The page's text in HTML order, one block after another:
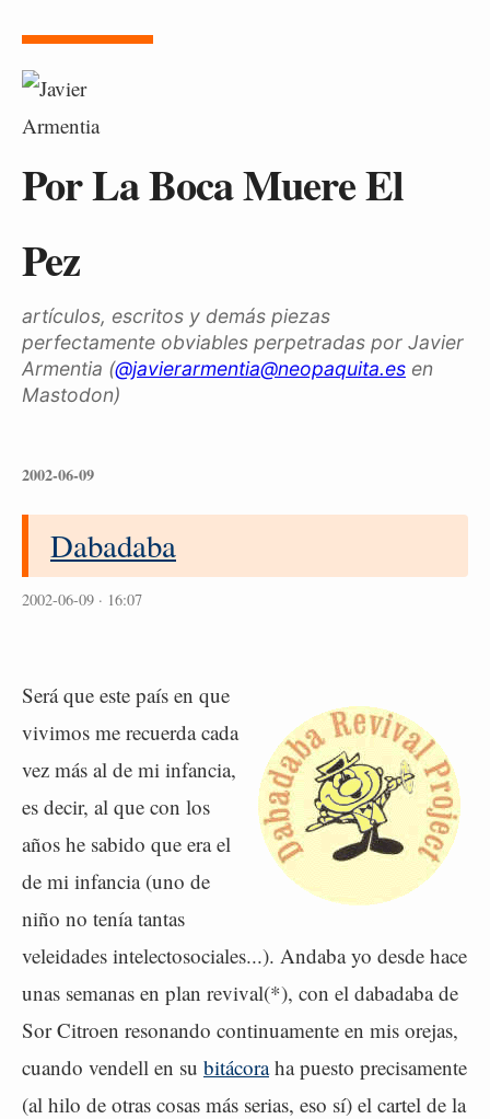
Por La Boca Muere El
Pez
artículos, escritos y demás piezas
perfectamente obviables perpetradas por Javier
Armentia (@javierarmentia@neopaquita.es en
Mastodon)
2002-06-09
Dabadaba
2002-06-09 · 16:07
Será que este país en que
vivimos me recuerda cada
vez más al de mi infancia,
es decir, al que con los
años he sabido que era el
de mi infancia (uno de
niño no tenía tantas
veleidades intelectosociales...). Andaba yo desde hace
unas semanas en plan revival(*), con el dabadaba de
Sor Citroen resonando continuamente en mis orejas,
cuando vendell en su bitácoraha puesto precisamente
(al hilo de otras cosas más serias, eso sí) el cartel de la